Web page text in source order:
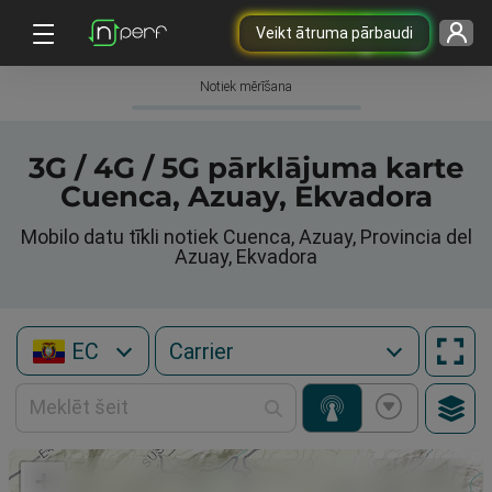
Veikt ātruma pārbaudi
Notiek mērīšana
3G / 4G / 5G pārklājuma karte
Cuenca, Azuay, Ekvadora
Mobilo datu tīkli notiek Cuenca, Azuay, Provincia del
Azuay, Ekvadora
EC